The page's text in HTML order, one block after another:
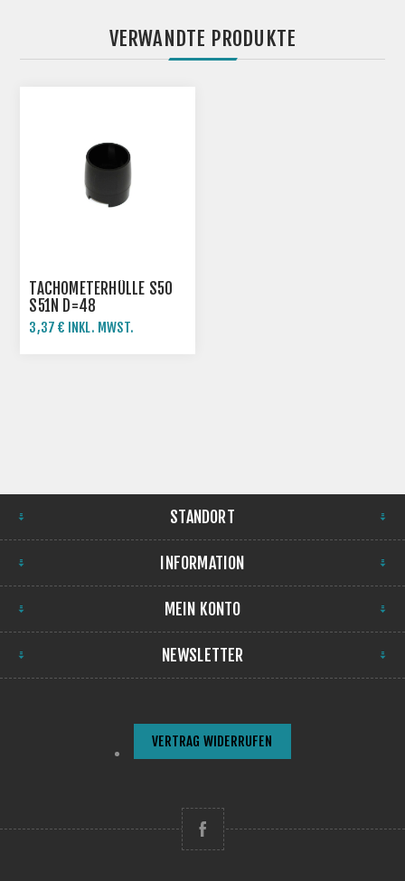
VERWANDTE PRODUKTE
TACHOMETERHÜLLE S50
S51N D=48
3,37 € INKL. MWST.
STANDORT
INFORMATION
MEIN KONTO
NEWSLETTER
VERTRAG WIDERRUFEN